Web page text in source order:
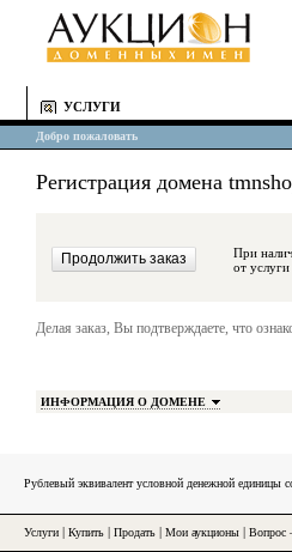
УСЛУГИ
Добро пожаловать
Регистрация домена
При наличии
от
Делая заказ, Вы подтверждаете, что
ИНФОРМАЦИЯ О ДОМЕНЕ
Рублевый эквивалент условной денежной единицы
Услуги Купить Продать Мои аукционы Вопрос